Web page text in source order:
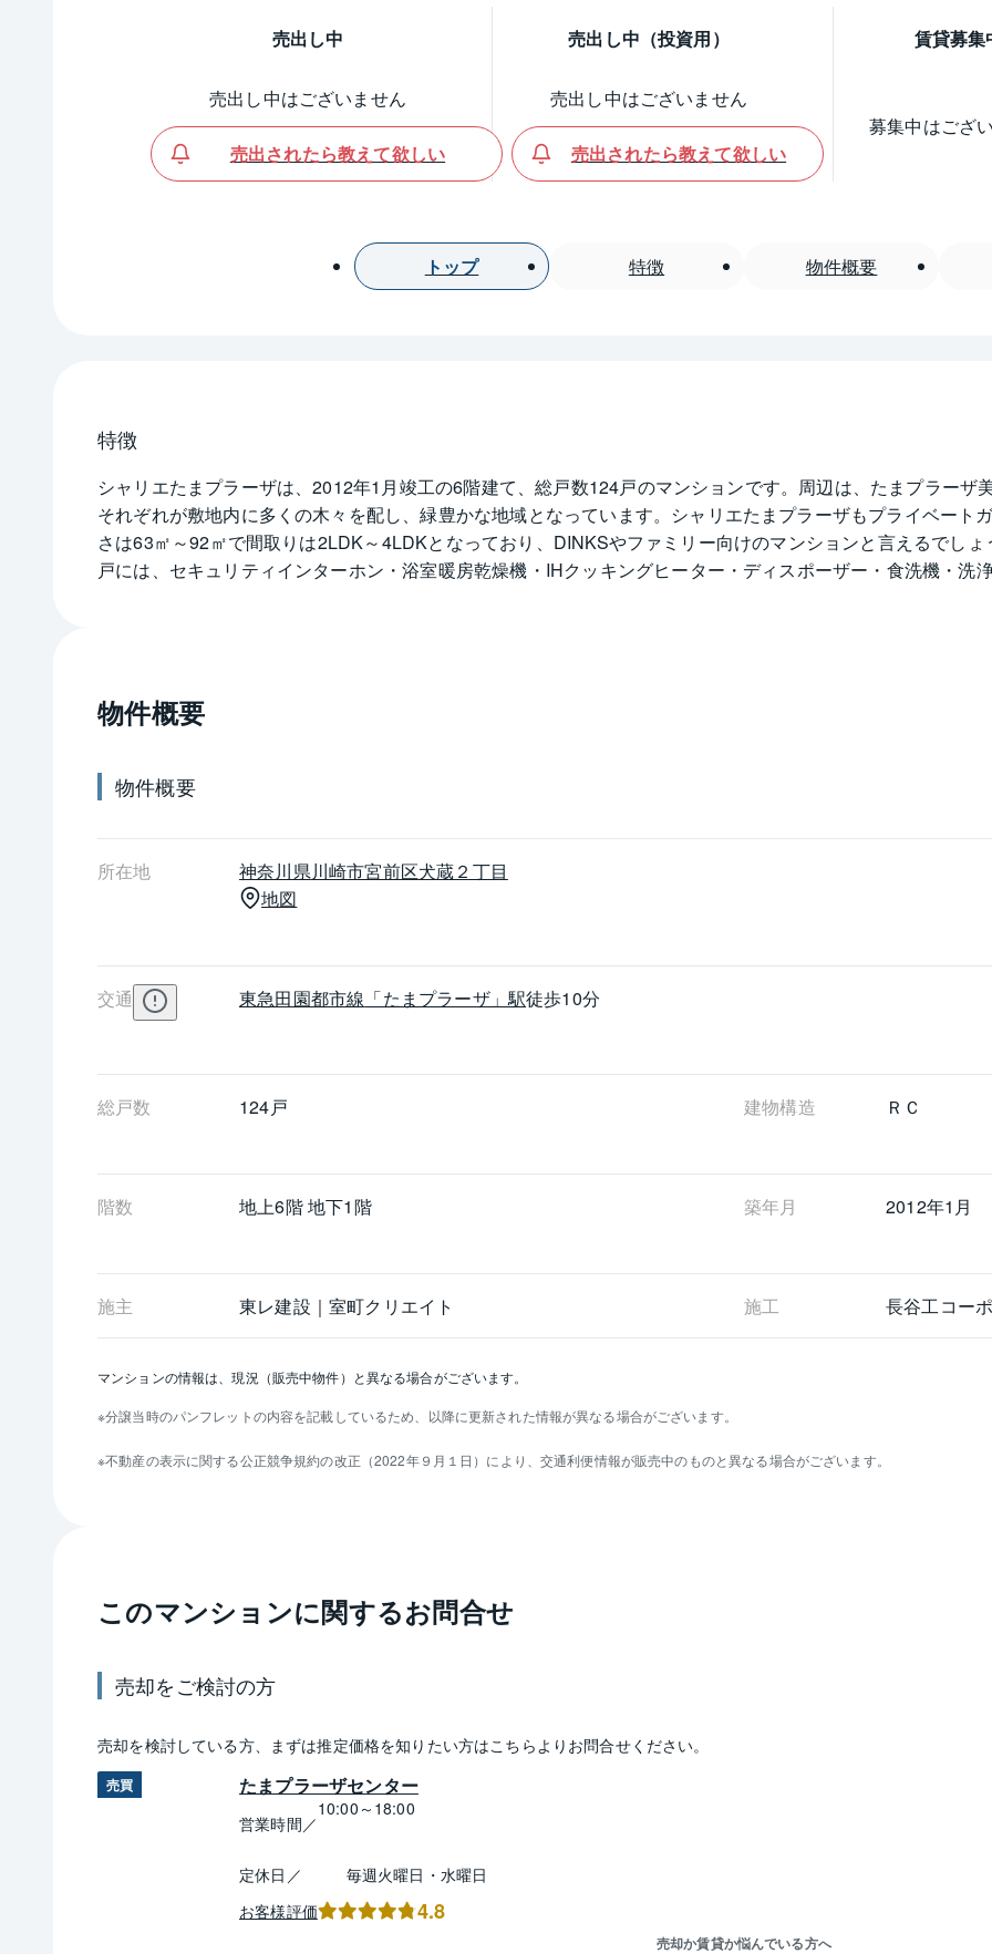
売出し中
売出し中はございません
売出されたら教えて欲しい
売出し中（投資用）
売出し中はございません
売出されたら教えて欲しい
賃貸募集
募集中はござ
トップ 特徴 物件概要
特徴
シャリエたまプラーザは、2012年1月竣工の6階建て、総戸数124戸のマンションです。周辺は、たまプラーザ
それぞれが敷地内に多くの木々を配し、緑豊かな地域となっています。シャリエたまプラーザもプライベート
さは63㎡～92㎡で間取りは2LDK～4LDKとなっており、DINKSやファミリー向けのマンションと言えるでし
戸には、セキュリティインターホン・浴室暖房乾燥機・IHクッキングヒーター・ディスポーザー・食洗機・洗
物件概要
物件概要
所在地 神奈川県川崎市宮前区犬蔵２丁目
地図
交通 東急田園都市線 「たまプラーザ」駅徒歩10分
総戸数 124戸 建物構造 ＲＣ
階数 地上6階 地下1階 築年月 2012年1月
施主 東レ建設｜室町クリエイト 施工 長谷工コー
マンションの情報は、現況（販売中物件）と異なる場合がございます。
分譲当時のパンフレットの内容を記載しているため、以降に更新された情報が異なる場合がございます。
不動産の表示に関する公正競争規約の改正（2022年９月１日）により、交通利便情報が販売中のものと異なる場合がございます。
このマンションに関するお問合せ
売却をご検討の方
売却を検討している方、まずは推定価格を知りたい方はこちらよりお問合せください。
売買 たまプラーザセンター
営業時間／
10:00～18:00
定休日／
毎週火曜日・水曜日
お客様評価
4.8
売却か賃貸か悩んでいる方へ